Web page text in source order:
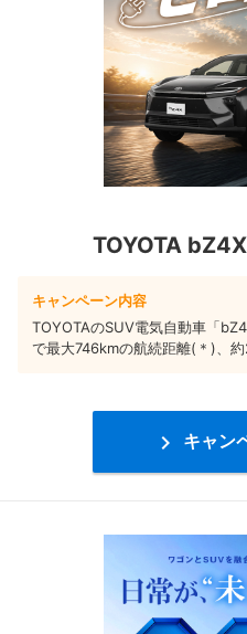
TOYOTA
キャンペーン内容
TOYOTAのSUV電気自動車「
で最大746kmの航続距離(＊)、
 キャン